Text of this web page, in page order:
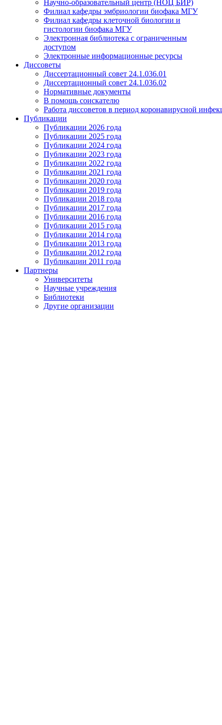
Научно-образовательный центр (НОЦ БИР)
Филиал кафедры эмбриологии биофака МГУ
Филиал кафедры клеточной биологии и
гистологии биофака МГУ
Электронная библиотека с ограниченным
доступом
Электронные информационные ресурсы
Диссоветы
Диссертационный совет 24.1.036.01
Диссертационный совет 24.1.036.02
Нормативные документы
В помощь соискателю
Работа диссоветов в период коронавирусной
Публикации
Публикации 2026 года
Публикации 2025 года
Публикации 2024 года
Публикации 2023 года
Публикации 2022 года
Публикации 2021 года
Публикации 2020 года
Публикации 2019 года
Публикации 2018 года
Публикации 2017 года
Публикации 2016 года
Публикации 2015 года
Публикации 2014 года
Публикации 2013 года
Публикации 2012 года
Публикации 2011 года
Партнеры
Университеты
Научные учреждения
Библиотеки
Другие организации